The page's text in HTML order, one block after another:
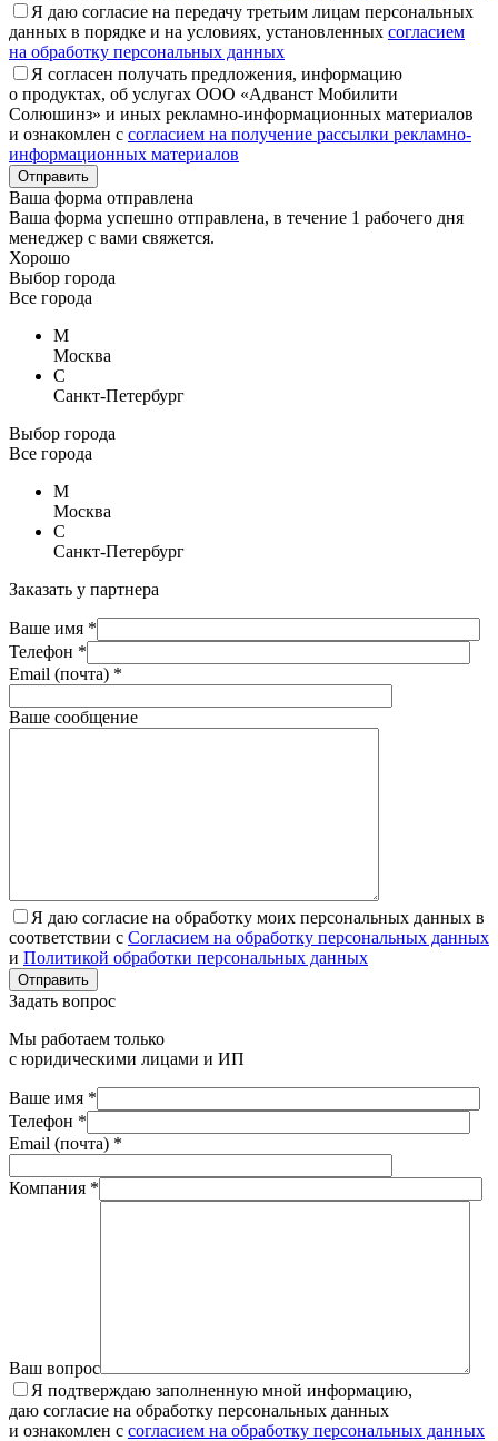
Я даю согласие на передачу третьим лицам персональных
данных в порядке и на условиях, установленных согласием
на обработку персональных данных
Я согласен получать предложения, информацию
о продуктах, об услугах ООО «Адванст Мобилити
Солюшинз» и иных рекламно-информационных материалов
и ознакомлен с согласием на получение рассылки рекламно-
информационных материалов
Отправить
Ваша форма отправлена
Ваша форма успешно отправлена, в течение 1 рабочего дня
менеджер с вами свяжется.
Хорошо
Выбор города
Все города
М
Москва
С
Санкт-Петербург
Выбор города
Все города
М
Москва
С
Санкт-Петербург
Заказать у партнера
Ваше имя *
Телефон *
Email (почта) *
Ваше сообщение
Я даю согласие на обработку моих персональных данных в
соответствии с Согласием на обработку персональных данных
и Политикой обработки персональных данных
Отправить
Задать вопрос
Мы работаем только
с юридическими лицами и ИП
Ваше имя *
Телефон *
Email (почта) *
Компания *
Ваш вопрос
Я подтверждаю заполненную мной информацию,
даю согласие на обработку персональных данных
и ознакомлен с согласием на обработку персональных данных